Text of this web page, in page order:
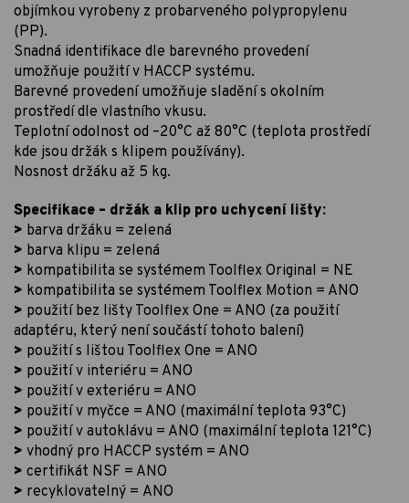
objímkou vyrobeny z probarveného polypropylenu
(PP).
Snadná identifikace dle barevného provedení
umožňuje použití v HACCP systému.
Barevné provedení umožňuje sladění s okolním
prostředí dle vlastního vkusu.
Teplotní odolnost od –20°C až 80°C (teplota prostředí
kde jsou držák s klipem používány).
Nosnost držáku až 5 kg.
Specifikace – držák a klip pro uchycení lišty:
> barva držáku = zelená
> barva klipu = zelená
> kompatibilita se systémem Toolflex Original = NE
> kompatibilita se systémem Toolflex Motion = ANO
> použití bez lišty Toolflex One = ANO (za použití
adaptéru, který není součástí tohoto balení)
> použití s lištou Toolflex One = ANO
> použití v interiéru = ANO
> použití v exteriéru = ANO
> použití v myčce = ANO (maximální teplota 93°C)
> použití v autoklávu = ANO (maximální teplota 121°C)
> vhodný pro HACCP systém = ANO
> certifikát NSF = ANO
> recyklovatelný = ANO